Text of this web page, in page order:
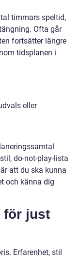
timmars speltid,
Ofta går
fortsätter längre
tidsplanen i
eller
do-not-play-lista
att du ska kunna
och känna dig
för just
Erfarenhet, stil